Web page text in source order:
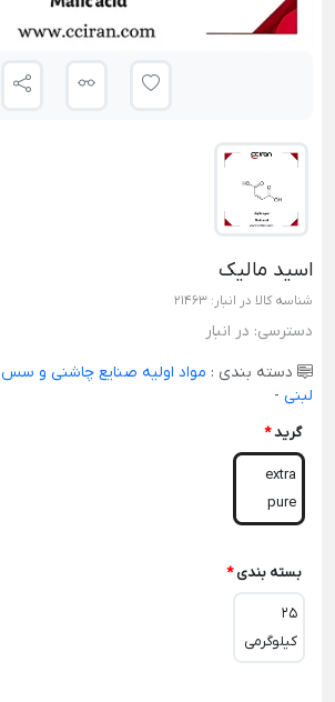
اسید مالیک
شناسه کالا در انبار: 21463
دسترسی: در انبار
دسته بندی : مواد اولیه صنایع چاشنی و سس
لبنی -
گرید*
extra
pure
بسته بندی *
25
کیلوگرمی